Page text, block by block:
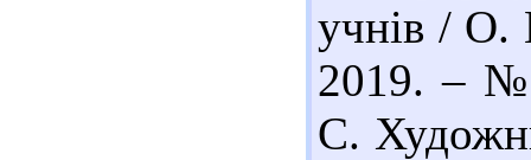
учнів / О.
2019. –
С.